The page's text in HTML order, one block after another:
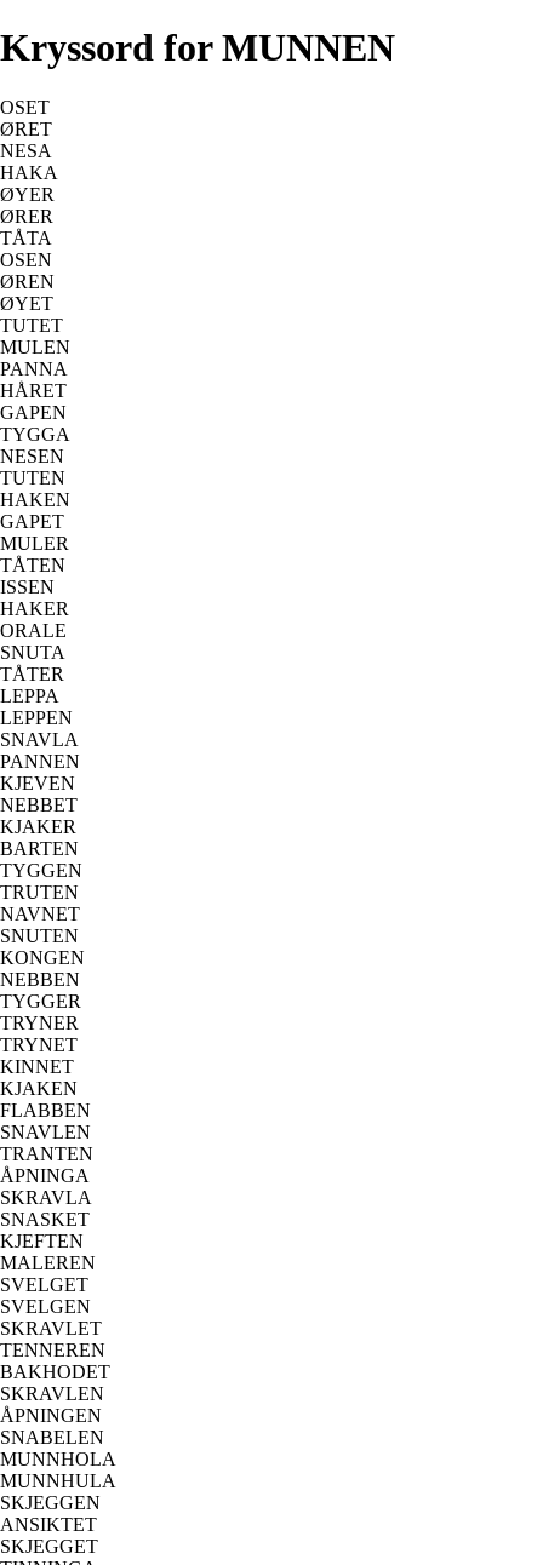
Kryssord for MUNNEN
OSET
ØRET
NESA
HAKA
ØYER
ØRER
TÅTA
OSEN
ØREN
ØYET
TUTET
MULEN
PANNA
HÅRET
GAPEN
TYGGA
NESEN
TUTEN
HAKEN
GAPET
MULER
TÅTEN
ISSEN
HAKER
ORALE
SNUTA
TÅTER
LEPPA
LEPPEN
SNAVLA
PANNEN
KJEVEN
NEBBET
KJAKER
BARTEN
TYGGEN
TRUTEN
NAVNET
SNUTEN
KONGEN
NEBBEN
TYGGER
TRYNER
TRYNET
KINNET
KJAKEN
FLABBEN
SNAVLEN
TRANTEN
ÅPNINGA
SKRAVLA
SNASKET
KJEFTEN
MALEREN
SVELGET
SVELGEN
SKRAVLET
TENNEREN
BAKHODET
SKRAVLEN
ÅPNINGEN
SNABELEN
MUNNHOLA
MUNNHULA
SKJEGGEN
ANSIKTET
SKJEGGET